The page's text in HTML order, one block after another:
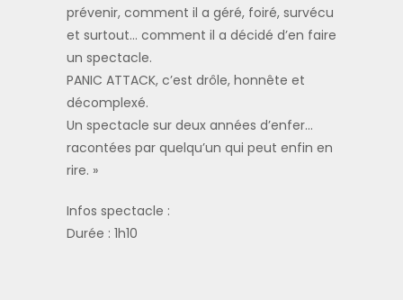
prévenir, comment il a géré, foiré, survécu
et surtout… comment il a décidé d’en faire
un spectacle.
PANIC ATTACK, c’est drôle, honnête et
décomplexé.
Un spectacle sur deux années d’enfer…
racontées par quelqu’un qui peut enfin en
rire. »
Infos spectacle :
Durée : 1h10